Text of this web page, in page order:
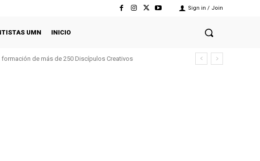
Sign in / Join
UMN INICIO
de más de 250 Discípulos Creativos